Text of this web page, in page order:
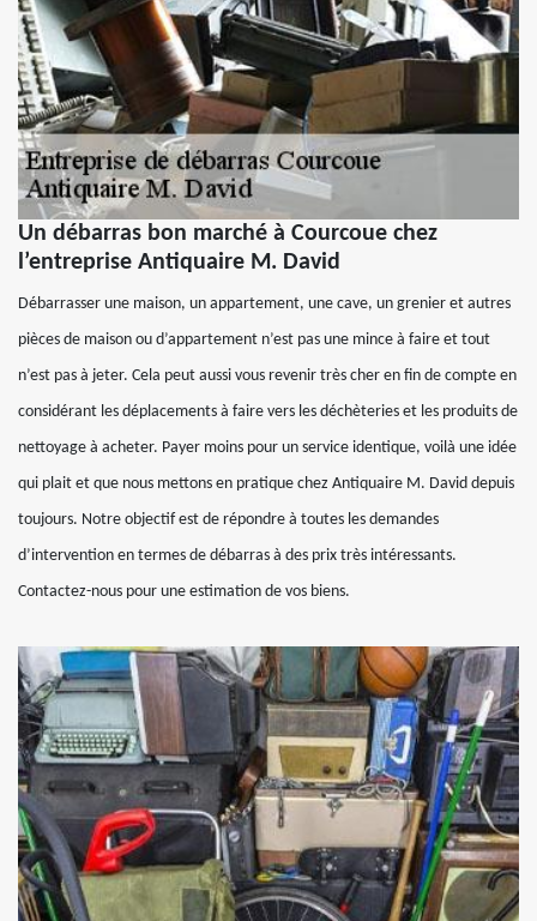
Un débarras bon marché à Courcoue chez
l’entreprise Antiquaire M. David
Débarrasser une maison, un appartement, une cave, un grenier et autres
pièces de maison ou d’appartement n’est pas une mince à faire et tout
n’est pas à jeter. Cela peut aussi vous revenir très cher en fin de compte en
considérant les déplacements à faire vers les déchèteries et les produits de
nettoyage à acheter. Payer moins pour un service identique, voilà une idée
qui plait et que nous mettons en pratique chez Antiquaire M. David depuis
toujours. Notre objectif est de répondre à toutes les demandes
d’intervention en termes de débarras à des prix très intéressants.
Contactez-nous pour une estimation de vos biens.